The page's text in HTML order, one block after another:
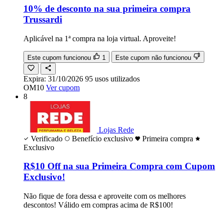
10% de desconto na sua primeira compra
Trussardi
Aplicável na 1ª compra na loja virtual. Aproveite!
Este cupom funcionou 1 Este cupom não funcionou
Expira: 31/10/2026 95 usos utilizados
OM10 Ver cupom
8
Lojas Rede
Verificado
Benefício exclusivo
Primeira compra
Exclusivo
R$10 Off na sua Primeira Compra com Cupom
Exclusivo!
Não fique de fora dessa e aproveite com os melhores
descontos! Válido em compras acima de R$100!